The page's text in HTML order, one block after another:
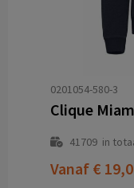
0201054-580-3
Clique
41709in
Vanaf €